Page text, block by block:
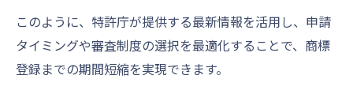
商標登録早期審査の有効活用と申請方法
このように、特許庁が提供する最新情報を活用し、申請
タイミングや審査制度の選択を最適化することで、商標
登録までの期間短縮を実現できます。